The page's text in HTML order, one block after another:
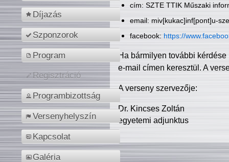
Díjazás
Szponzorok
Program
Regisztráció
Programbizottság
Versenyhelyszín
Kapcsolat
Galéria
cím: SZTE TTIK Műszaki
email: miv[kukac]inf[pont]u-
facebook: https://
Ha bármilyen további
e-mail címen keresztül. A
A verseny szervezője:
Dr. Kincses Zoltán
egyetemi adjunktus